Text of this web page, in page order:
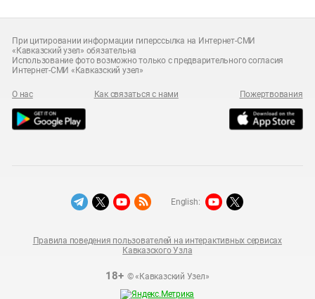
При цитировании информации гиперссылка на Интернет-СМИ
«Кавказский узел» обязательна
Использование фото возможно только с предварительного согласия
Интернет-СМИ «Кавказский узел»
О нас Как связаться с нами Пожертвования
18+© «Кавказский Узел»
Правила поведения пользователей на интерактивных сервисах
Кавказского Узла
English: